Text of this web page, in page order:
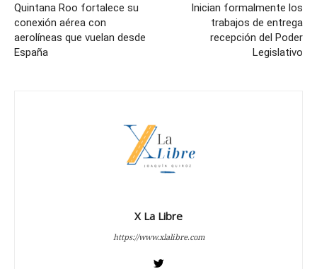
Quintana Roo fortalece su
conexión aérea con
aerolíneas que vuelan desde
España
Inician formalmente los
trabajos de entrega
recepción del Poder
Legislativo
X La Libre
https://www.xlalibre.com